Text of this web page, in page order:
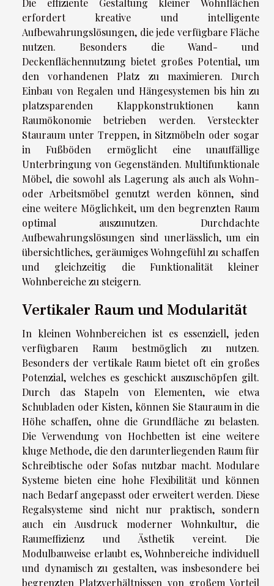
erfordert kreative und intelligente
Aufbewahrungslösungen, die jede verfügbare Fläche
nutzen. Besonders die Wand- und
Deckenflächennutzung bietet großes Potential, um
den vorhandenen Platz zu maximieren. Durch
Einbau von Regalen und Hängesystemen bis hin zu
platzsparenden Klappkonstruktionen kann
Raumökonomie betrieben werden. Versteckter
Stauraum unter Treppen, in Sitzmöbeln oder sogar
in Fußböden ermöglicht eine unauffällige
Unterbringung von Gegenständen. Multifunktionale
Möbel, die sowohl als Lagerung als auch als Wohn-
oder Arbeitsmöbel genutzt werden können, sind
eine weitere Möglichkeit, um den begrenzten Raum
optimal auszunutzen. Durchdachte
Aufbewahrungslösungen sind unerlässlich, um ein
übersichtliches, geräumiges Wohngefühl zu schaffen
und gleichzeitig die Funktionalität kleiner
Wohnbereiche zu steigern.
Vertikaler Raum und Modularität
In kleinen Wohnbereichen ist es essenziell, jeden
verfügbaren Raum bestmöglich zu nutzen.
Besonders der vertikale Raum bietet oft ein großes
Potenzial, welches es geschickt auszuschöpfen gilt.
Durch das Stapeln von Elementen, wie etwa
Schubladen oder Kisten, können Sie Stauraum in die
Höhe schaffen, ohne die Grundfläche zu belasten.
Die Verwendung von Hochbetten ist eine weitere
kluge Methode, die den darunterliegenden Raum für
Schreibtische oder Sofas nutzbar macht. Modulare
Systeme bieten eine hohe Flexibilität und können
nach Bedarf angepasst oder erweitert werden. Diese
Regalsysteme sind nicht nur praktisch, sondern
auch ein Ausdruck moderner Wohnkultur, die
Raumeffizienz und Ästhetik vereint. Die
Modulbauweise erlaubt es, Wohnbereiche individuell
und dynamisch zu gestalten, was insbesondere bei
begrenzten Platzverhältnissen von großem Vorteil